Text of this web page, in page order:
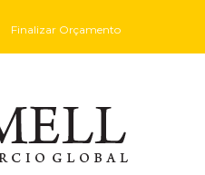
Finalizar Orçamento